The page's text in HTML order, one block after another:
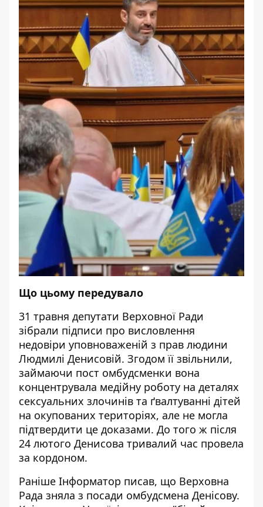
Що цьому передувало
31 травня депутати Верховної Ради
зібрали підписи про висловлення
недовіри уповноваженій з прав людини
Людмилі Денисовій. Згодом її звільнили,
займаючи пост омбудсменки вона
концентрувала медійну роботу на деталях
сексуальних злочинів та ґвалтуванні дітей
на окупованих територіях, але не могла
підтвердити це доказами. До того ж після
24 лютого Денисова тривалий час провела
за кордоном.
Раніше Інформатор писав, що Верховна
Рада зняла з посади омбудсмена Денісову.